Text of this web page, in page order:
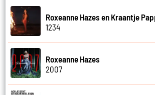
Roxeanne Hazes en Kraantje
1234
Roxeanne Hazes
2007